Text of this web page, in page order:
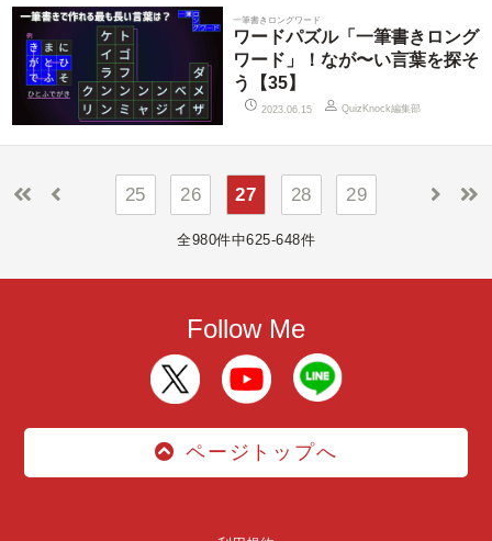
一筆書きロングワード
ワードパズル「一筆書きロング
ワード」！なが〜い言葉を探そ
う【35】
2023.06.15 QuizKnock編集部
25 26 27 28 29
全980件中625-648件
Follow Me
ページトップへ